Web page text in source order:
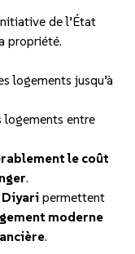
de l’État
propriété.
logements jusqu’à
logements entre
le coût
.
Diyari permettent
moderne
.